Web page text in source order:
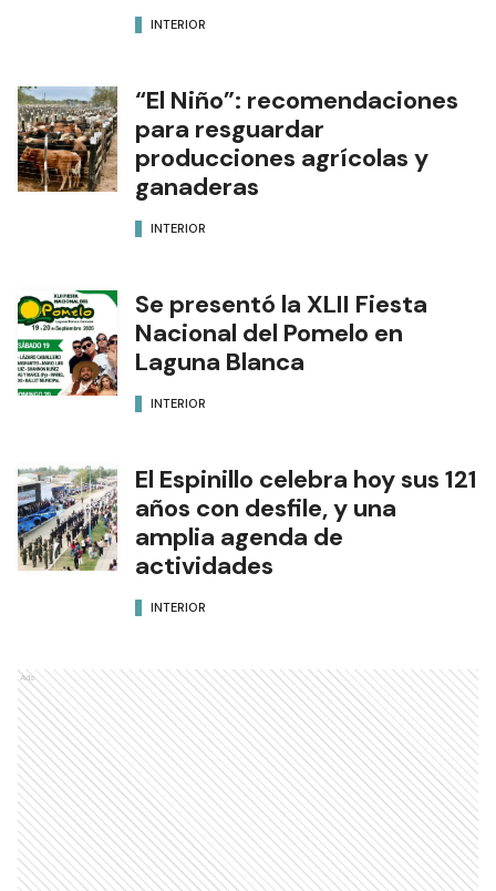
INTERIOR
“El Niño”: recomendaciones
para resguardar
producciones agrícolas y
ganaderas
INTERIOR
Se presentó la XLII Fiesta
Nacional del Pomelo en
Laguna Blanca
INTERIOR
El Espinillo celebra hoy sus 121
años con desfile, y una
amplia agenda de
actividades
INTERIOR
Ads